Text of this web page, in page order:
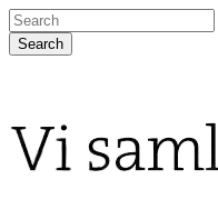
Skip
to
main
Search